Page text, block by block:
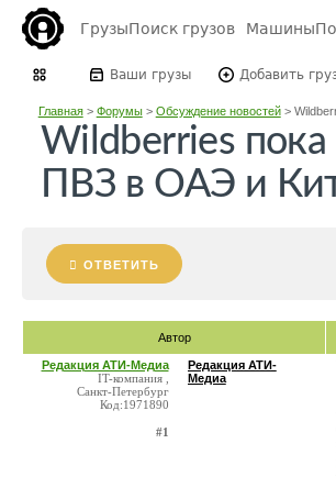
ГрузыПоиск грузов Машины
Ваши грузы Добавить
Главная> Форумы> Обсуждение новостей>
Wildberries пока
ПВЗ в ОАЭ и
ОТВЕТИТЬ
Автор
Редакция АТИ-Медиа
IT-компания ,
Санкт-Петербург
Код:1971890
#1
Редакция АТИ-
Медиа